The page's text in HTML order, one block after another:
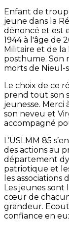
Enfant de
jeune dans la
dénoncé et est
1944 à l'âge de
Militaire et de la
posthume. Son
morts de Nieul-
Le choix de ce
prend tout son
jeunesse. Merci
son neveu et
accompagné
L’USLMM 85
des actions au
département
patriotique et
les
Les jeunes sont
cœur de
grandeur.
confiance en